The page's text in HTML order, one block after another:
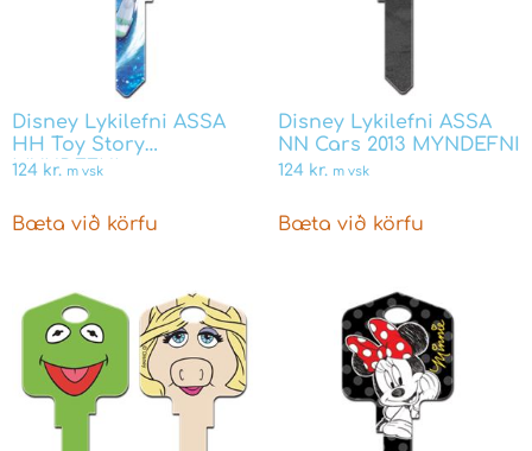
Disney Lykilefni ASSA
HH Toy Story
MYNDEFNI
124 kr. m vsk
Bæta við körfu
Disney Lykilefni ASSA
NN Cars 2013 MYNDEFNI
124 kr. m vsk
Bæta við körfu